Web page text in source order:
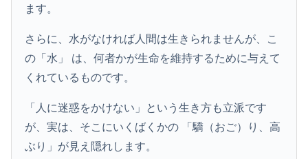
ます。
さらに、水がなければ人間は生きられませんが、こ
の「水」 は、何者かが生命を維持するために与えて
くれているものです。
「人に迷惑をかけない」という生き方も立派です
が、実は、そこにいくばくかの 「驕（おご）り、高
ぶり」が見え隠れします。